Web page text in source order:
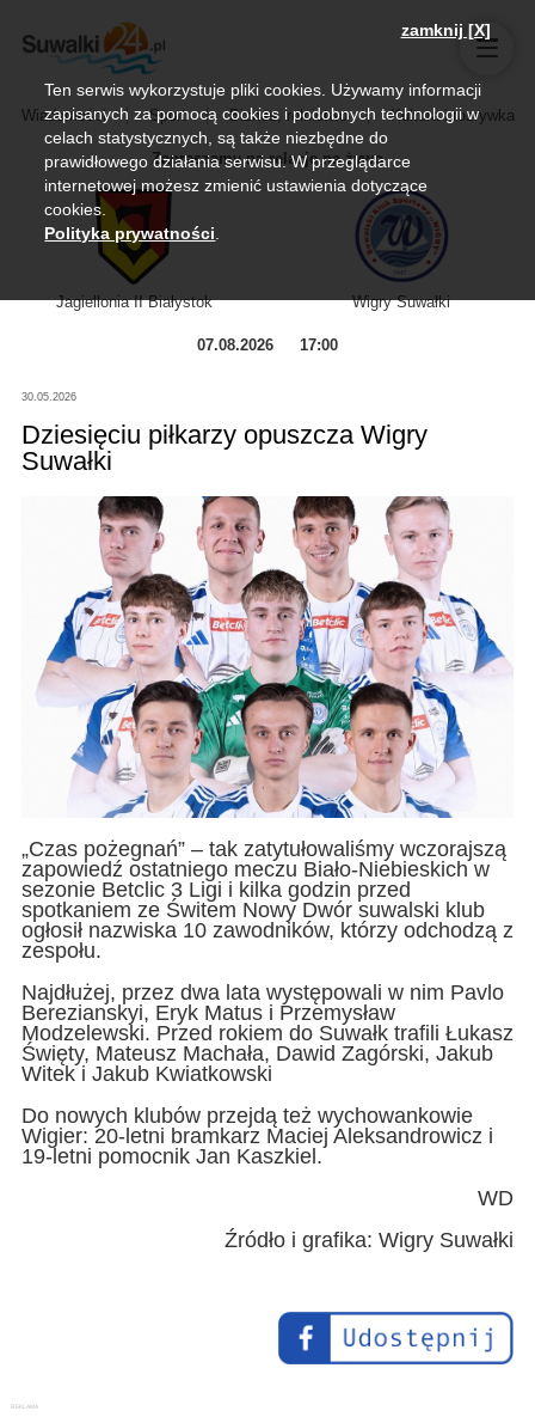
Wiadomości Sport Biznes, rolnictwo Kultura i rozrywka
Zapraszamy na relację na żywo
Jagiellonia II Białystok Wigry Suwałki
07.08.2026 17:00
30.05.2026
Dziesięciu piłkarzy opuszcza Wigry
Suwałki
„Czas pożegnań” – tak zatytułowaliśmy wczorajszą
zapowiedź ostatniego meczu Biało-Niebieskich w
sezonie Betclic 3 Ligi i kilka godzin przed
spotkaniem ze Świtem Nowy Dwór suwalski klub
ogłosił nazwiska 10 zawodników, którzy odchodzą z
zespołu.
Najdłużej, przez dwa lata występowali w nim Pavlo
Berezianskyi, Eryk Matus i Przemysław
Modzelewski. Przed rokiem do Suwałk trafili Łukasz
Święty, Mateusz Machała, Dawid Zagórski, Jakub
Witek i Jakub Kwiatkowski
Do nowych klubów przejdą też wychowankowie
Wigier: 20-letni bramkarz Maciej Aleksandrowicz i
19-letni pomocnik Jan Kaszkiel.
WD
Źródło i grafika: Wigry Suwałki
zamknij [X]
Ten serwis wykorzystuje pliki cookies. Używamy informacji
zapisanych za pomocą cookies i podobnych technologii w
celach statystycznych, są także niezbędne do
prawidłowego działania serwisu. W przeglądarce
internetowej możesz zmienić ustawienia dotyczące
cookies.
Polityka prywatności